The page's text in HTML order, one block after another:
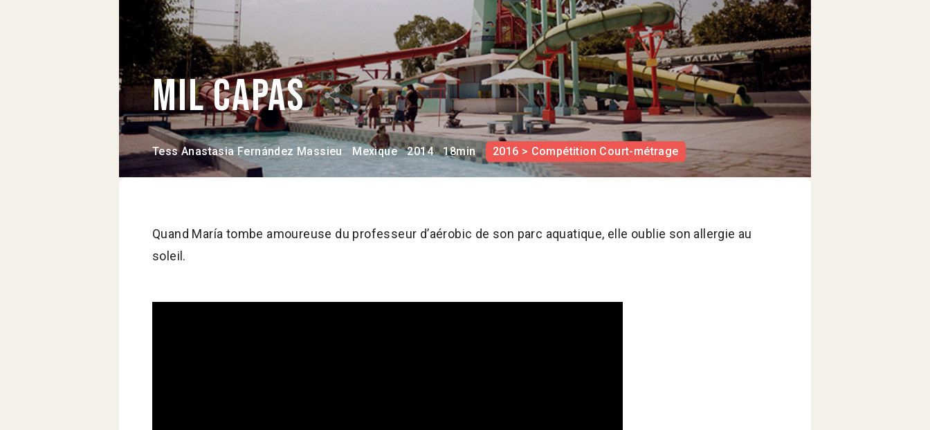
Mil capas
Tess Anastasia Fernández Massieu Mexique 2014 18min 2016 > Compétition Court-métrage
Quand María tombe amoureuse du professeur d’aérobic de son parc aquatique, elle oublie son allergie au
soleil.